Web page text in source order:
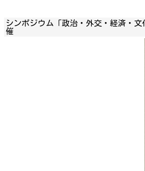
シンポジウム「政治・外交・経済・
催